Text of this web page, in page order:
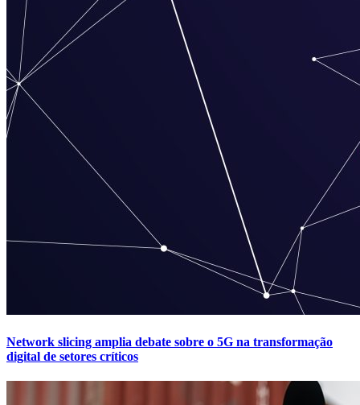
Network slicing amplia debate sobre o 5G na transformação
digital de setores críticos